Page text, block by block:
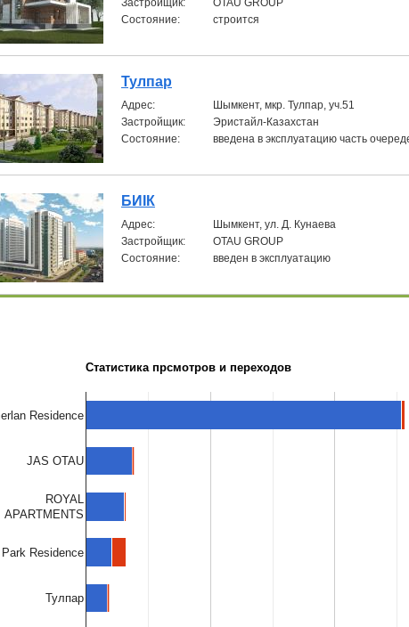
Застройщик:
OTAU GROUP
Состояние:
строится
Тулпар
Aдрес:
Шымкент, мкр. Тулпар, уч.51
Застройщик:
Эристайл-Казахстан
Состояние:
введена в эксплуатацию часть
БИIК
Aдрес:
Шымкент, ул. Д. Кунаева
Застройщик:
OTAU GROUP
Состояние:
введен в эксплуатацию
Статистика прсмотров и переходов
Residence
JAS OTAU
ROYAL
APARTMENTS
Park Residence
Тулпар